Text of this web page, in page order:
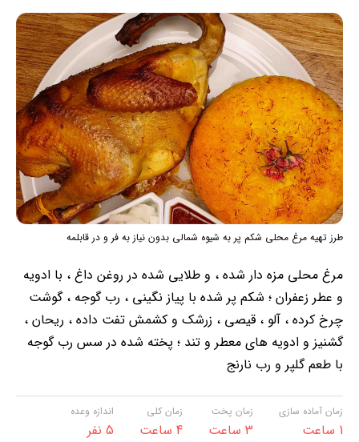
طرز تهیه مرغ محلی شکم پر به شیوه شمالی بدون نیاز به فر و در قابلمه
مرغ محلی مزه دار شده ، و طلایی شده در روغن داغ ، با ادویه
و عطر زعفران ؛ شکم پر شده با پیاز نگینی ، رب گوجه ، گوشت
چرخ کرده ، آلو ، قیصی ، زرشک و کشمش تفت داده ، ریحان ،
گشنیز و ادویه های معطر و تند ؛ پخته شده در سس رب گوجه
با طعم گلپر و رب نارنج
زمان آماده سازی
1 ساعت
زمان پخت
3 ساعت
زمان کلی
4 ساعت
اندازه وعده
5 نفر